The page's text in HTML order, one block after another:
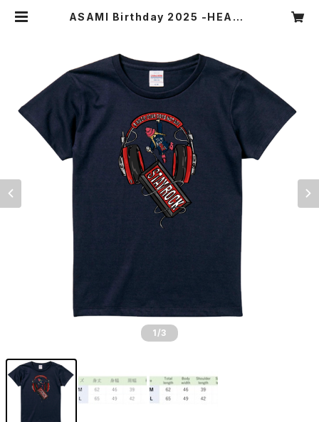
ASAMI Birthday 2025 -HEADP
1 /3